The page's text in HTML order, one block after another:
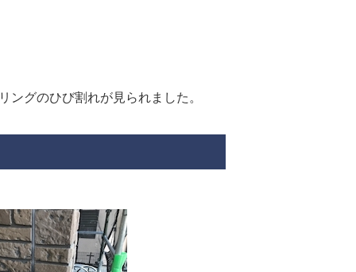
グのひび割れが見られました。